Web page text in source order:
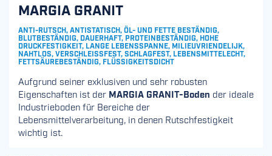
MARGIA GRANIT
ANTI-RUTSCH, ANTISTATISCH, ÖL- UND FETTE BESTÄNDIG,
BLUTBESTÄNDIG, DAUERHAFT, PROTEINBESTÄNDIG, HOHE
DRUCKFESTIGKEIT, LANGE LEBENSSPANNE, MILIEUVRIENDELIJK,
NAHTLOS, VERSCHLEISSFEST, SCHLAGFEST, LEBENSMITTELECHT, F
ETTSÄUREBESTÄNDIG, FLÜSSIGKEITSDICHT
Aufgrund seiner exklusiven und sehr robusten
Eigenschaften ist der MARGIA GRANIT-Boden der ideale
Industrieboden für Bereiche der
Lebensmittelverarbeitung, in denen Rutschfestigkeit
wichtig ist.